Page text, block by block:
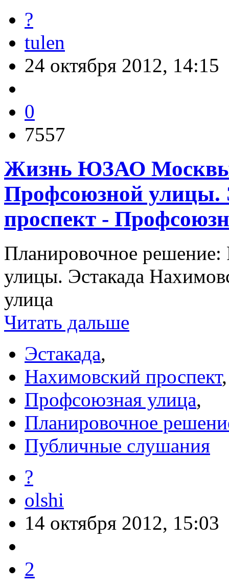
?
tulen
24 октября 2012, 14:15
0
7557
Жизнь ЮЗАО
Профсоюзной улицы.
проспект -
Планировочное
улицы. Эстакада
улица
Читать дальше
Эстакада,
Нахимовский проспект,
Профсоюзная улица,
Планировочное
Публичные слушания
?
olshi
14 октября 2012, 15:03
2